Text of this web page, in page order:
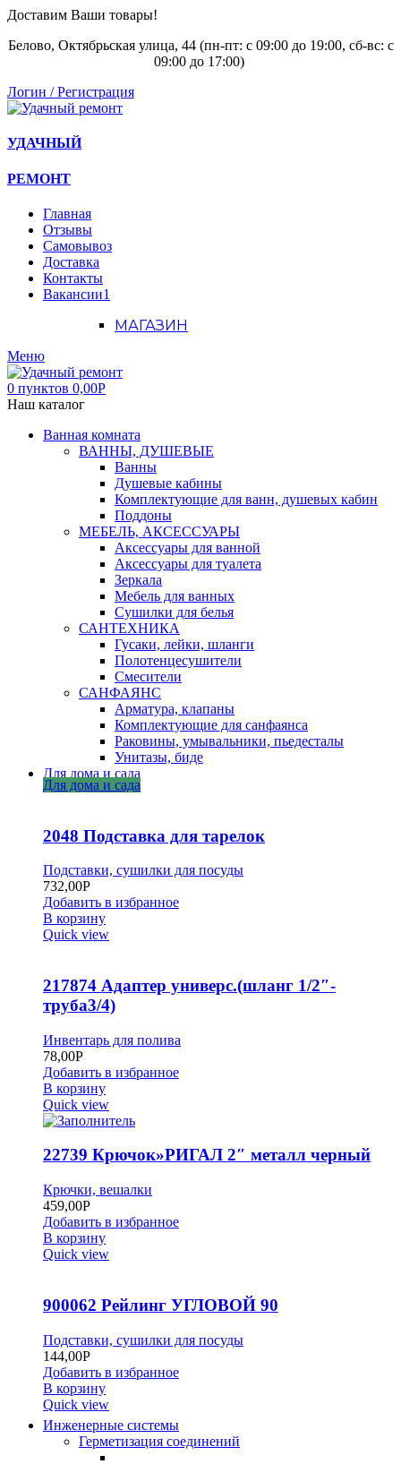
Доставим Ваши товары!
Белово, Октябрьская улица, 44 (пн-пт: с 09:00 до 19:00, сб-вс: с
09:00 до 17:00)
Логин / Регистрация
УДАЧНЫЙ
РЕМОНТ
Главная
Отзывы
Самовывоз
Доставка
Контакты
Вакансии1
МАГАЗИН
Меню
0 пунктов 0,00Р
Наш каталог
Ванная комната
ВАННЫ, ДУШЕВЫЕ
Ванны
Душевые кабины
Комплектующие для ванн, душевых кабин
Поддоны
МЕБЕЛЬ, АКСЕССУАРЫ
Аксессуары для ванной
Аксессуары для туалета
Зеркала
Мебель для ванных
Сушилки для белья
САНТЕХНИКА
Гусаки, лейки, шланги
Полотенцесушители
Смесители
САНФАЯНС
Арматура, клапаны
Комплектующие для санфаянса
Раковины, умывальники, пьедесталы
Унитазы, биде
Для дома и сада
Для дома и сада
2048 Подставка для тарелок
Подставки, сушилки для посуды
732,00Р
Добавить в избранное
В корзину
Quick view
217874 Адаптер универс.(шланг 1/2″-
труба3/4)
Инвентарь для полива
78,00Р
Добавить в избранное
В корзину
Quick view
22739 Крючок»РИГАЛ 2″ металл черный
Крючки, вешалки
459,00Р
Добавить в избранное
В корзину
Quick view
900062 Рейлинг УГЛОВОЙ 90
Подставки, сушилки для посуды
144,00Р
Добавить в избранное
В корзину
Quick view
Инженерные системы
Герметизация соединений